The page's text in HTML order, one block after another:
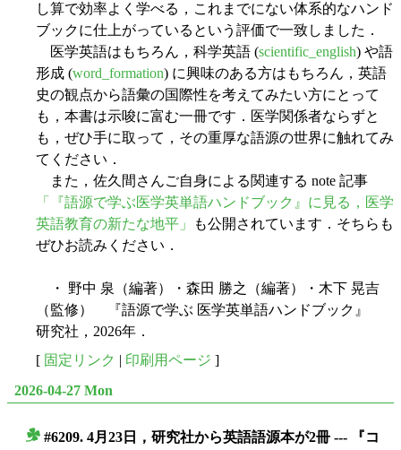
し算で効率よく学べる，これまでにない体系的なハンド
ブックに仕上がっているという評価で一致しました．
医学英語はもちろん，科学英語 (scientific_english) や語
形成 (word_formation) に興味のある方はもちろん，英語
史の観点から語彙の国際性を考えてみたい方にとって
も，本書は示唆に富む一冊です．医学関係者ならずと
も，ぜひ手に取って，その重厚な語源の世界に触れてみ
てください．
また，佐久間さんご自身による関連する note 記事
「『語源で学ぶ医学英単語ハンドブック』に見る，医学
英語教育の新たな地平」
も公開されています．そちらも
ぜひお読みください．
・ 野中 泉（編著）・森田 勝之（編著）・木下 晃吉
（監修） 『語源で学ぶ 医学英単語ハンドブック』
研究社，2026年．
[ 固定リンク | 印刷用ページ ]
2026-04-27 Mon
#6209. 4月23日，研究社から英語語源本が2冊 --- 『コ